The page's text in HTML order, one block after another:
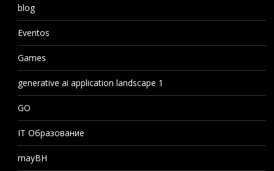
blog
Eventos
Games
generative ai application landscape 1
GO
IT Образование
mayBH